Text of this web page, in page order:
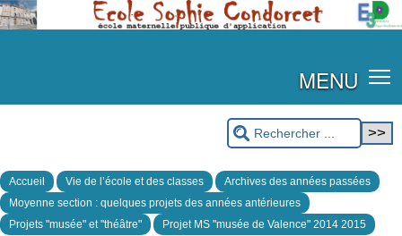
MENU
Accueil Vie de l’école et des classes
Archives des années passées
Moyenne section : quelques projets des années antérieures
Projets "musée" et "théâtre"
Projet MS "musée de Valence" 2014 2015